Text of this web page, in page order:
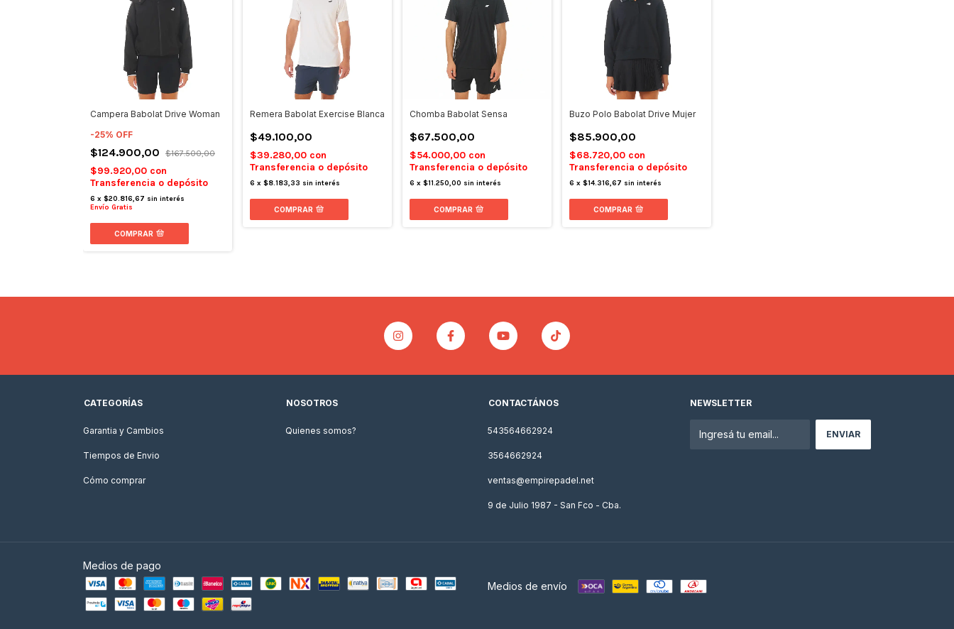
Campera Babolat Drive Woman
-25% OFF
$124.900,00 $167.500,00
$99.920,00 con
Transferencia o depósito
6 x $20.816,67 sin interés
Envío Gratis
COMPRAR
Remera Babolat Exercise Blanca
$49.100,00
$39.280,00 con
Transferencia o depósito
6 x $8.183,33 sin interés
COMPRAR
Chomba Babolat Sensa
$67.500,00
$54.000,00 con
Transferencia o depósito
6 x $11.250,00 sin interés
COMPRAR
Buzo Polo Babolat Drive Mujer
$85.900,00
$68.720,00 con
Transferencia o depósito
6 x $14.316,67 sin interés
COMPRAR
CATEGORÍAS
Garantia y Cambios
Tiempos de Envio
Cómo comprar
NOSOTROS
Quienes somos?
CONTACTÁNOS
543564662924
3564662924
ventas@empirepadel.net
9 de Julio 1987 - San Fco - Cba.
NEWSLETTER
Medios de pago
Medios de envío